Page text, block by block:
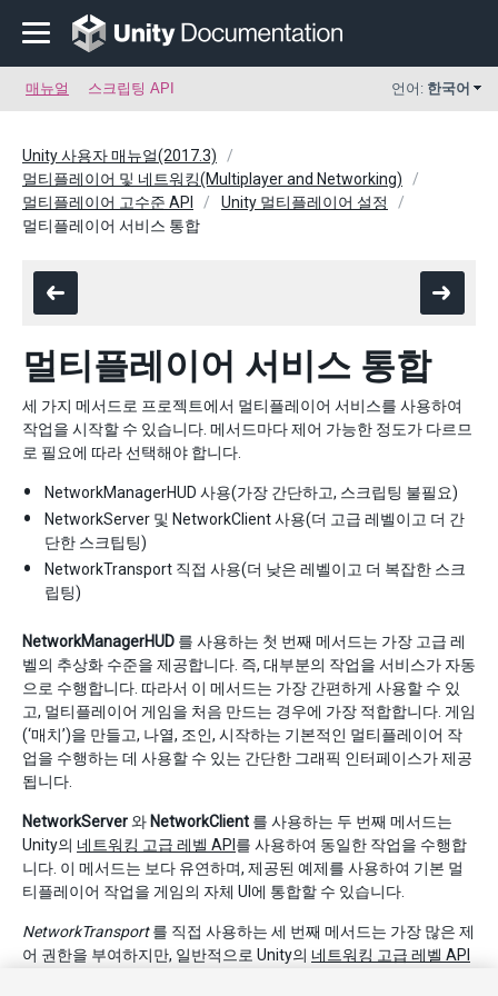
매뉴얼 스크립팅 API 언어: 한국어
Unity 사용자 매뉴얼(2017.3)
멀티플레이어 및 네트워킹(Multiplayer and Networking)
멀티플레이어 고수준 API
Unity 멀티플레이어 설정
멀티플레이어 서비스 통합
멀티플레이어 서비스 통합
세 가지 메서드로 프로젝트에서 멀티플레이어 서비스를 사용하여
작업을 시작할 수 있습니다. 메서드마다 제어 가능한 정도가 다르므
로 필요에 따라 선택해야 합니다.
NetworkManagerHUD 사용(가장 간단하고, 스크립팅 불필요)
NetworkServer 및 NetworkClient 사용(더 고급 레벨이고 더 간
단한 스크팁팅)
NetworkTransport 직접 사용(더 낮은 레벨이고 더 복잡한 스크
립팅)
NetworkManagerHUD 를 사용하는 첫 번째 메서드는 가장 고급 레
벨의 추상화 수준을 제공합니다. 즉, 대부분의 작업을 서비스가 자동
으로 수행합니다. 따라서 이 메서드는 가장 간편하게 사용할 수 있
고, 멀티플레이어 게임을 처음 만드는 경우에 가장 적합합니다. 게임
(‘매치’)을 만들고, 나열, 조인, 시작하는 기본적인 멀티플레이어 작
업을 수행하는 데 사용할 수 있는 간단한 그래픽 인터페이스가 제공
됩니다.
NetworkServer와 NetworkClient 를 사용하는 두 번째 메서드는
Unity의 네트워킹 고급 레벨 API 를 사용하여 동일한 작업을 수행합
니다. 이 메서드는 보다 유연하며, 제공된 예제를 사용하여 기본 멀
티플레이어 작업을 게임의 자체 UI에 통합할 수 있습니다.
NetworkTransport를 직접 사용하는 세 번째 메서드는 가장 많은 제
어 권한을 부여하지만, 일반적으로 Unity의 네트워킹 고급 레벨 API